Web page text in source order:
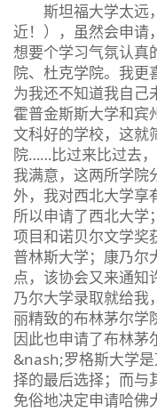
斯坦福大学太远
近！），虽然会申请
想要个学习气氛认真
院、杜克学院。我更
为我还不知道我自己
霍普金斯斯大学和宾
文科好的学校，这就
院……比过来比过去
我满意，这两所学院
外，我对西北大学享
所以申请了西北大学
项目和诺贝尔文学奖
普林斯大学；康乃尔
点，该协会又来通知
乃尔大学录取就给我
丽精致的布林茅尔学
因此也申请了布林茅
&nash;罗格斯大学
择的最后选择；而与
免俗地决定申请哈佛